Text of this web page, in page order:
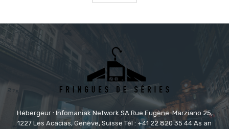
Hébergeur : Infomaniak Network SA Rue Eugène-Marziano 25,
1227 Les Acacias, Genève, Suisse Tél : +41 22 820 35 44 As an